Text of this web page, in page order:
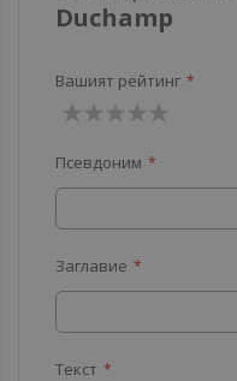
Duchamp
Вашият рейтинг
звезда
звезди
звезди
звезди
звезди
Псевдоним
Заглавие
Текст